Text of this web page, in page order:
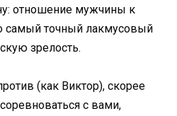
отношение мужчины к
самый точный лакмусовый
зрелость.
(как Виктор), скорее
с вами,